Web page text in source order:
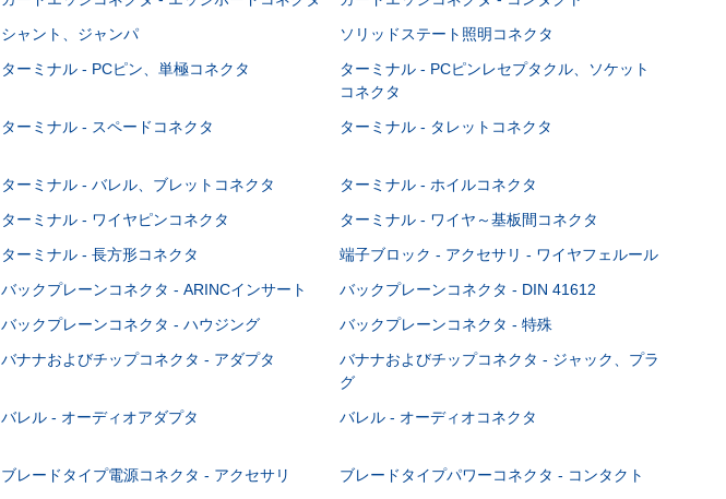
シャント、ジャンパ
ソリッドステート照明コネクタ
ターミナル - PCピン、単極コネクタ
ターミナル - PCピンレセプタクル、ソケット
コネクタ
ターミナル - スペードコネクタ ターミナル - タレットコネクタ
ターミナル - バレル、ブレットコネクタ
ターミナル - ホイルコネクタ
ターミナル - ワイヤピンコネクタ
ターミナル - ワイヤ～基板間コネクタ
ターミナル - 長方形コネクタ
端子ブロック - アクセサリ - ワイヤフェルール
バックプレーンコネクタ - ARINCインサート
バックプレーンコネクタ - DIN 41612
バックプレーンコネクタ - ハウジング
バックプレーンコネクタ - 特殊
バナナおよびチップコネクタ - アダプタ
バナナおよびチップコネクタ - ジャック、プラ
グ
バレル - オーディオアダプタ バレル - オーディオコネクタ
ブレードタイプ電源コネクタ - アクセサリ
ブレードタイプパワーコネクタ - コンタクト